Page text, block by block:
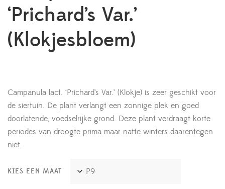
‘Prichard’s Var.’
(Klokjesbloem)
Campanula lact. ‘Prichard’s Var.’ (Klokje) is zeer geschikt voor
de siertuin. De plant verlangt een zonnige plek en goed
doorlatende, voedselrijke grond. Deze plant verdraagt korte
periodes van droogte prima maar natte winters daarentegen
niet.
KIES EEN MAAT